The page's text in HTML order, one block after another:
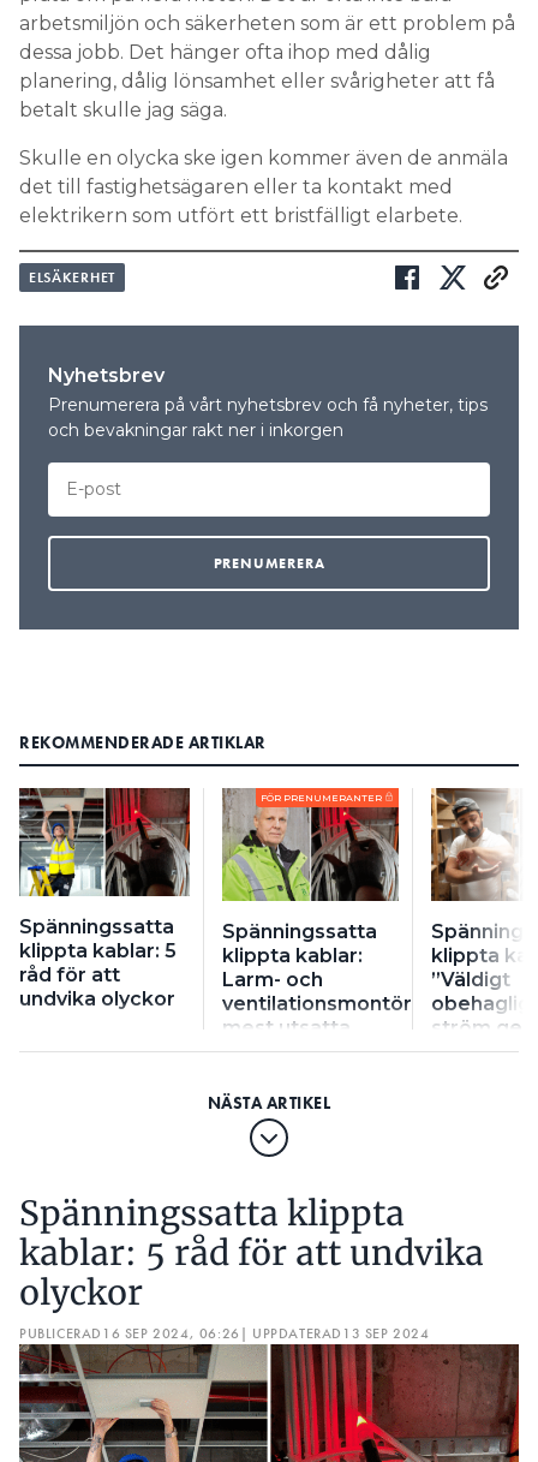
arbetsmiljön och säkerheten som är ett problem på
dessa jobb. Det hänger ofta ihop med dålig
planering, dålig lönsamhet eller svårigheter att få
betalt skulle jag säga.
Skulle en olycka ske igen kommer även de anmäla
det till fastighetsägaren eller ta kontakt med
elektrikern som utfört ett bristfälligt elarbete.
ELSÄKERHET
Nyhetsbrev
Prenumerera på vårt nyhetsbrev och få nyheter, tips
och bevakningar rakt ner i inkorgen
REKOMMENDERADE ARTIKLAR
Spänningssatta
klippta kablar: 5
råd för att
undvika olyckor
FÖR PRENUMERANTER
Spänningssatta
klippta kablar:
Larm- och
ventilationsmontörer
mest utsatta
klippta
”Väldigt
ström
armen”
Spänningssatta klippta
kablar: 5 råd för att undvika
olyckor
PUBLICERAD 16 SEP 2024, 06:26 | UPPDATERAD 13 SEP 2024